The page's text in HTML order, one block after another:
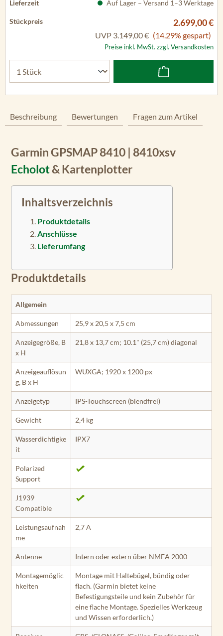
Auf Lager – Versand 1–3 Werktage
2.699,00 €
UVP 3.149,00 € (14.29% gespart)
Preise inkl. MwSt. zzgl. Versandkosten
Beschreibung Bewertungen Fragen zum Artikel
Garmin GPSMAP 8410 | 8410xsv
Echolot& Kartenplotter
Inhaltsverzeichnis
Produktdetails
Anschlüsse
Lieferumfang
Produktdetails
Allgemein
Abmessungen 25,9 x 20,5 x 7,5 cm
Anzeigegröße, B
x H
21,8 x 13,7 cm; 10.1" (25,7 cm) diagonal
Anzeigeauflösun
g, B x H
WUXGA; 1920 x 1200 px
Anzeigetyp IPS-Touchscreen (blendfrei)
Gewicht 2,4 kg
Wasserdichtigke
it
IPX7
Polarized
Support
J1939
Compatible
Leistungsaufnah
me
2,7 A
Antenne Intern oder extern über NMEA 2000
Montagemöglic
hkeiten
Montage mit Haltebügel, bündig oder
flach. (Garmin bietet keine
Befestigungsteile und kein Zubehör für
eine flache Montage. Spezielles Werkzeug
und Wissen erforderlich.)